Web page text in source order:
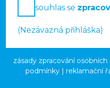
souhlas se
(Nezávazná přihláška)
zásady zpracování osobních
podmínky | reklamační